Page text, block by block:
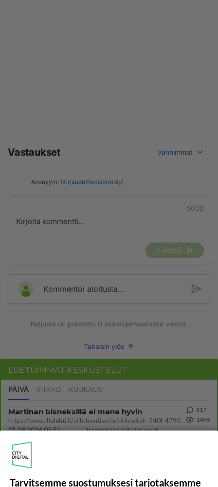
Vastaukset Vanhimmat
Anonyymi (Kirjaudu/Rekisteröidy)
5000
Lähetä
Kommentoi aloitusta...
Ketjusta on poistettu 0 sääntöjenvastaista viestiä.
Takaisin ylös
LUETUIMMAT KESKUSTELUT
PÄIVÄ VIIKKO KUUKAUSI
Martinan bisneksillä ei mene hyvin
https://www.iltalehti.fi/viihdeuutiset/a/c46da6ab-340f-4790-aaa7-0865eed2336 Yrityksen konkurssihakemus on tullut kärä
05.08.2026 05:51
Kotimaiset julkkisjuorut
317
1496
05.08.2026 07:23
Tarvitsemme suostumuksesi tarjotaksemme